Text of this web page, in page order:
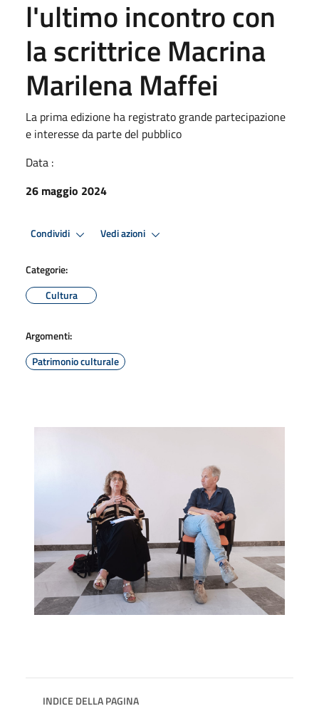
l'ultimo incontro con
la scrittrice Macrina
Marilena Maffei
La prima edizione ha registrato grande partecipazione
e interesse da parte del pubblico
Data :
26 maggio 2024
Condividi Vedi azioni
Categorie:
Cultura
Argomenti:
Patrimonio culturale
INDICE DELLA PAGINA